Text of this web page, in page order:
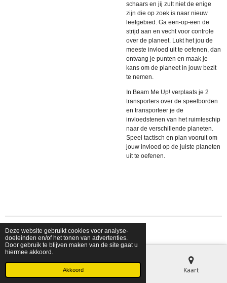
Deze website gebruikt cookies voor analyse-
doeleinden en/of het tonen van advertenties.
Door gebruik te blijven maken van de site gaat u
hiermee akkoord.
Akkoord
schaars en jij zult niet de enige
zijn die op zoek is naar nieuw
leefgebied. Ga een-op-een de
strijd aan en vecht voor controle
over de planeet. Lukt het jou de
meeste invloed uit te oefenen, dan
ontvang je punten en maak je
kans om de planeet in jouw bezit
te nemen.
In Beam Me Up! verplaats je 2
transporters over de speelborden
en transporteer je de
invloedstenen van het ruimteschip
naar de verschillende planeten.
Speel tactisch en plan vooruit om
jouw invloed op de juiste planeten
uit te oefenen.
© 2026 shopfriendsfoes
Kaart